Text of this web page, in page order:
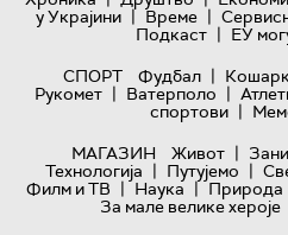
у Украјини | Време |
Подкаст | ЕУ
СПОРТ
Фудбал |
Рукомет | Ватерполо |
спортови |
МАГАЗИН
Живот |
Технологијa | Путујемо |
Филм и ТВ | Наука | Природа
За мале велике хероје